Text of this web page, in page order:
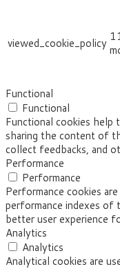
viewed_cookie_policy
Functional
Functional
Functional cookies help
sharing the content of
collect feedbacks, and
Performance
Performance
Performance cookies
performance indexes of
better user experience
Analytics
Analytics
Analytical cookies are